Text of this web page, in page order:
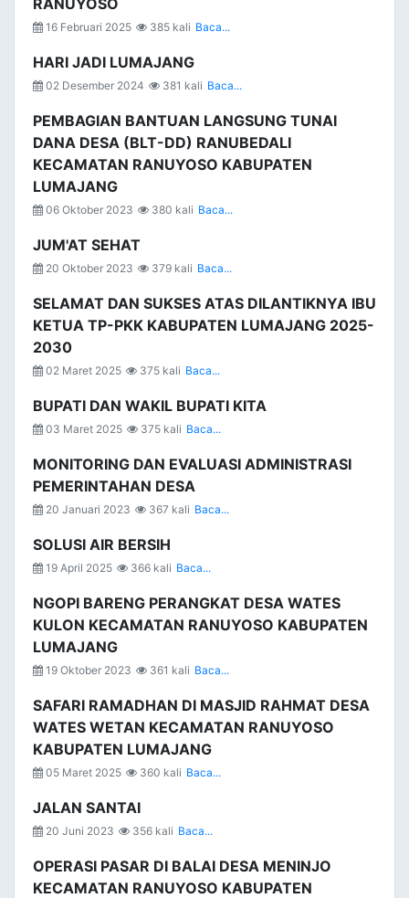
RANUYOSO
16 Februari 2025 385 kali Baca...
HARI JADI LUMAJANG
02 Desember 2024 381 kali Baca...
PEMBAGIAN BANTUAN LANGSUNG TUNAI
DANA DESA (BLT-DD) RANUBEDALI
KECAMATAN RANUYOSO KABUPATEN
LUMAJANG
06 Oktober 2023 380 kali Baca...
JUM'AT SEHAT
20 Oktober 2023 379 kali Baca...
SELAMAT DAN SUKSES ATAS DILANTIKNYA IBU
KETUA TP-PKK KABUPATEN LUMAJANG 2025-
2030
02 Maret 2025 375 kali Baca...
BUPATI DAN WAKIL BUPATI KITA
03 Maret 2025 375 kali Baca...
MONITORING DAN EVALUASI ADMINISTRASI
PEMERINTAHAN DESA
20 Januari 2023 367 kali Baca...
SOLUSI AIR BERSIH
19 April 2025 366 kali Baca...
NGOPI BARENG PERANGKAT DESA WATES
KULON KECAMATAN RANUYOSO KABUPATEN
LUMAJANG
19 Oktober 2023 361 kali Baca...
SAFARI RAMADHAN DI MASJID RAHMAT DESA
WATES WETAN KECAMATAN RANUYOSO
KABUPATEN LUMAJANG
05 Maret 2025 360 kali Baca...
JALAN SANTAI
20 Juni 2023 356 kali Baca...
OPERASI PASAR DI BALAI DESA MENINJO
KECAMATAN RANUYOSO KABUPATEN